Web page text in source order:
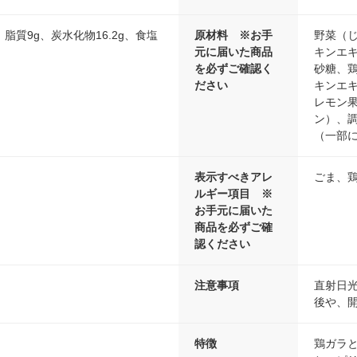
脂質9g、炭水化物16.2g、食塩
原材料 ※お手
元に届いた商品
を必ずご確認く
ださい
野菜（
キンエ
砂糖、
キンエ
レモン
ン）、
（一部
表示すべきアレ
ルギー項目 ※
お手元に届いた
商品を必ずご確
認ください
ごま、
注意事項
直射日
後や、
特徴
鶏ガラ